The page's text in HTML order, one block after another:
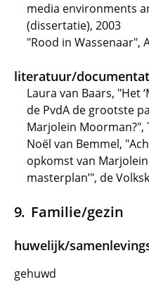
media environments
(dissertatie), 2003
"Rood in Wassenaar",
literatuur/
Laura van Baars, "Het
de PvdA de grootste
Marjolein Moorman?",
Noël van Bemmel,
opkomst van
masterplan’", de
Familie/gezin
huwelijk/
gehuwd